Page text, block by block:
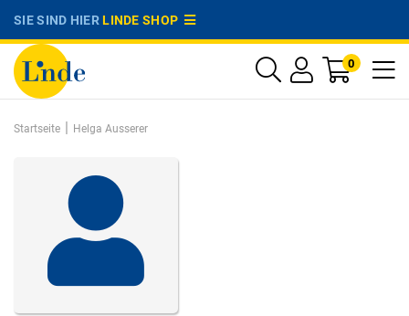
SIE SIND HIERLINDE SHOP
0
Startseite | Helga Ausserer